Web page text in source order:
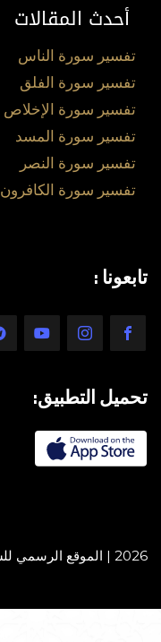
أحدث المقالات
تفسير سورة الناس
تفسير سورة الفلق
تفسير سورة الإخلاص
تفسير سورة المسد
تفسير سورة النصر
تفسير سورة الكافرون
تابعونا :
تحميل التطبيق:
2026 | الموقع الرسمي للشيخ جيل صادق